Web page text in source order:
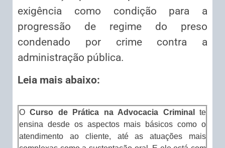
exigência como condição para a
progressão de regime do preso
condenado por crime contra a
administração pública.
Leia mais abaixo:
OCurso de Prática na Advocacia Criminal
te
ensina desde os aspectos mais básicos como o
atendimento ao cliente, até as atuações mais